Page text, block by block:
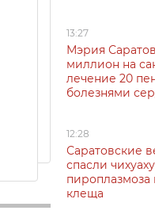
13:27
Мэрия
миллион на
лечение 20
болезнями
12:28
Саратовские
спасли
пироплазмоза
клеща